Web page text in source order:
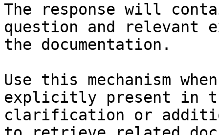
The response will
question and relevant
the documentation.
Use this mechanism
explicitly present in
clarification or